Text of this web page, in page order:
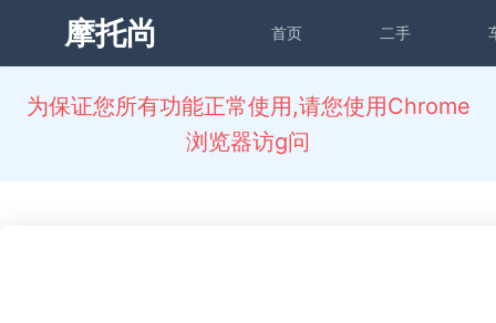
摩托尚 首页 二手
为保证您所有功能正常使用,请您使用Chrome
浏览器访g问